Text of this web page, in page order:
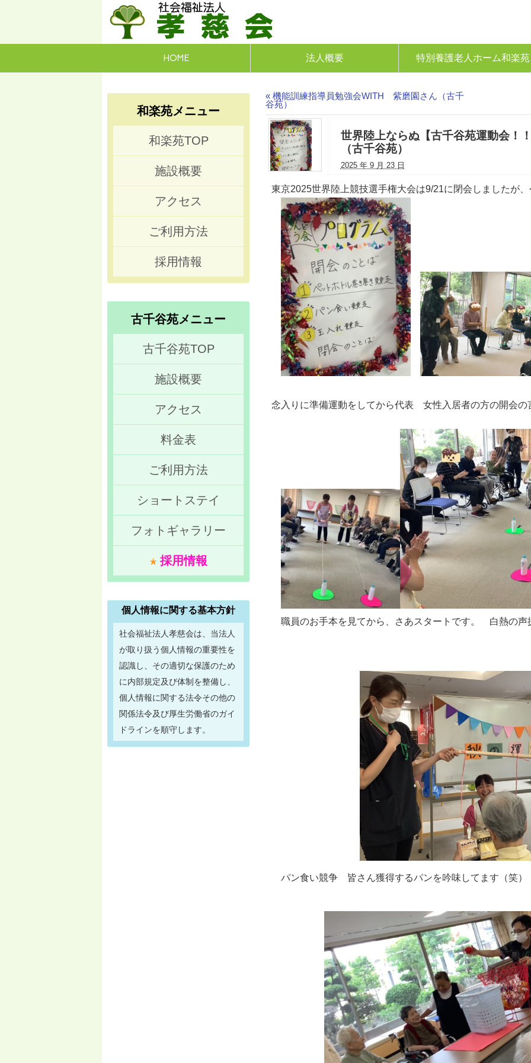
埼玉県川口市と東京都足立区で特別養護老人ホームを運営
社会福祉法人 孝慈会
HOME 法人概要 特別養護老人ホーム和楽苑
«機能訓練指導員勉強会WITH 紫磨園さん（古千
谷苑）
世界陸上ならぬ【古千谷苑運動会
（古千谷苑）
2025 年 9 月 23 日
東京2025世界陸上競技選手権大会は9/21に閉会しましたが
念入りに準備運動をしてから代表 女性入居者の方の開会の
職員のお手本を見てから、さあスタートです。 白熱の声
パン食い競争 皆さん獲得するパンを吟味してます（笑）
和楽苑メニュー
和楽苑TOP
施設概要
アクセス
ご利用方法
採用情報
古千谷苑メニュー
古千谷苑TOP
施設概要
アクセス
料金表
ご利用方法
ショートステイ
フォトギャラリー
採用情報
個人情報に関する基本方針
社会福祉法人孝慈会は、当法人
が取り扱う個人情報の重要性を
認識し、その適切な保護のため
に内部規定及び体制を整備し、
個人情報に関する法令その他の
関係法令及び厚生労働省のガイ
ドラインを順守します。